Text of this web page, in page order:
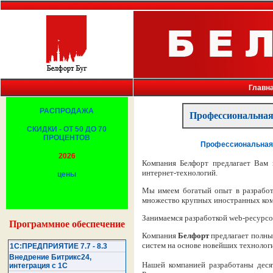
РАСПРОДАЖА
СКИДКИ - ОТ 50 ДО 70
ПРОЦЕНТОВ
2026
цены
Программное обеспечение
1С:ПРЕДПРИЯТИЕ 7.7 - 8.3
Внедрение Битрикс24,
интеграция с 1С
Компания Белфорт предлагает
интернет-технологий.
Мы имеем богатый опыт в
множество крупных иностранных
Занимаемся разработкой web-
КомпанияБелфортпредлагает
систем на основе новейших
Нашей компанией разработаны